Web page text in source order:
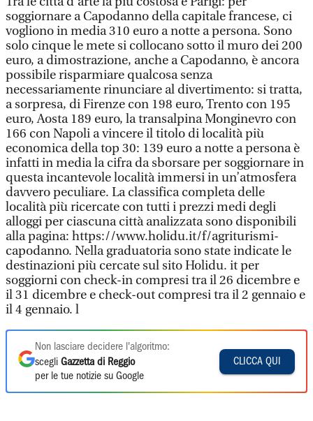
soggiornare a Capodanno della capitale francese, ci
vogliono in media 310 euro a notte a persona. Sono
solo cinque le mete si collocano sotto il muro dei 200
euro, a dimostrazione, anche a Capodanno, è ancora
possibile risparmiare qualcosa senza
necessariamente rinunciare al divertimento: si tratta,
a sorpresa, di Firenze con 198 euro, Trento con 195
euro, Aosta 189 euro, la transalpina Monginevro con
166 con Napoli a vincere il titolo di località più
economica della top 30: 139 euro a notte a persona è
infatti in media la cifra da sborsare per soggiornare in
questa incantevole località immersi in un’atmosfera
davvero peculiare. La classifica completa delle
località più ricercate con tutti i prezzi medi degli
alloggi per ciascuna città analizzata sono disponibili
alla pagina: https://www.holidu.it/f/agriturismi-
capodanno. Nella graduatoria sono state indicate le
destinazioni più cercate sul sito Holidu. it per
soggiorni con check-in compresi tra il 26 dicembre e
il 31 dicembre e check-out compresi tra il 2 gennaio e
il 4 gennaio. l
Non lasciare decidere l'algoritmo:
scegli Gazzetta di Reggio
per le tue notizie su Google
CLICCA QUI